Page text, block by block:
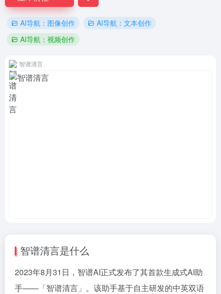
AI导航：图像创作
AI导航：文本创作
AI导航：视频创作
智谱清言
智谱清言是什么
2023年8月31日，智谱AI正式发布了其首款生成式AI助
手——「智谱清言」。该助手基于自主研发的中英双语